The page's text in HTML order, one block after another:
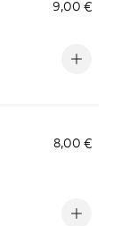
9,00 €
8,00 €